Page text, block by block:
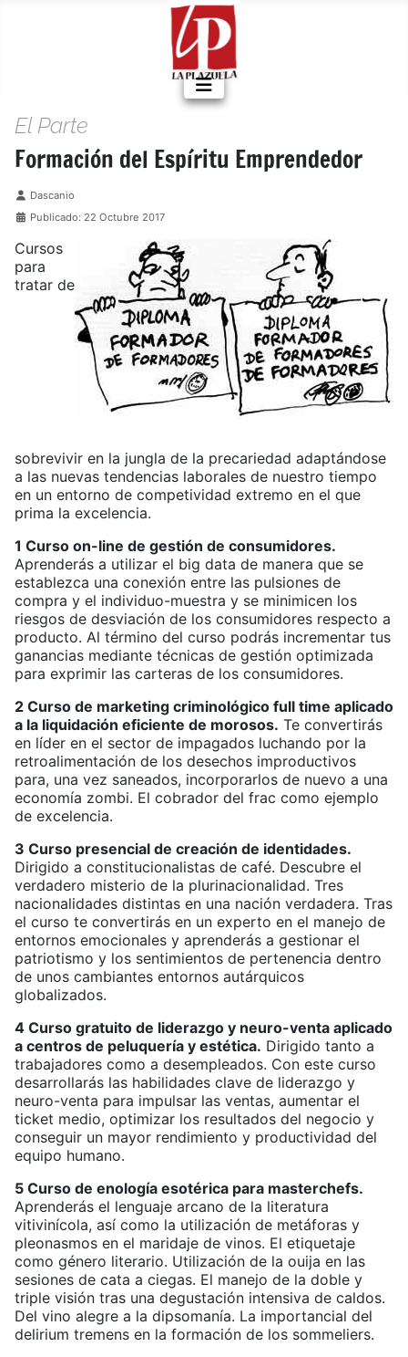
El Parte
Formación del Espíritu Emprendedor
Detalles
Dascanio
Publicado: 22 Octubre 2017
Cursos
para
tratar de
sobrevivir en la jungla de la precariedad adaptándose
a las nuevas tendencias laborales de nuestro tiempo
en un entorno de competividad extremo en el que
prima la excelencia.
1 Curso on-line de gestión de consumidores.
Aprenderás a utilizar el big data de manera que se
establezca una conexión entre las pulsiones de
compra y el individuo-muestra y se minimicen los
riesgos de desviación de los consumidores respecto a
producto. Al término del curso podrás incrementar tus
ganancias mediante técnicas de gestión optimizada
para exprimir las carteras de los consumidores.
2 Curso de marketing criminológico full time aplicado
a la liquidación eficiente de morosos. Te convertirás
en líder en el sector de impagados luchando por la
retroalimentación de los desechos improductivos
para, una vez saneados, incorporarlos de nuevo a una
economía zombi. El cobrador del frac como ejemplo
de excelencia.
3 Curso presencial de creación de identidades.
Dirigido a constitucionalistas de café. Descubre el
verdadero misterio de la plurinacionalidad. Tres
nacionalidades distintas en una nación verdadera. Tras
el curso te convertirás en un experto en el manejo de
entornos emocionales y aprenderás a gestionar el
patriotismo y los sentimientos de pertenencia dentro
de unos cambiantes entornos autárquicos
globalizados.
4 Curso gratuito de liderazgo y neuro-venta aplicado
a centros de peluquería y estética. Dirigido tanto a
trabajadores como a desempleados. Con este curso
desarrollarás las habilidades clave de liderazgo y
neuro-venta para impulsar las ventas, aumentar el
ticket medio, optimizar los resultados del negocio y
conseguir un mayor rendimiento y productividad del
equipo humano.
5 Curso de enología esotérica para masterchefs.
Aprenderás el lenguaje arcano de la literatura
vitivinícola, así como la utilización de metáforas y
pleonasmos en el maridaje de vinos. El etiquetaje
como género literario. Utilización de la ouija en las
sesiones de cata a ciegas. El manejo de la doble y
triple visión tras una degustación intensiva de caldos.
Del vino alegre a la dipsomanía. La importancial del
delirium tremens en la formación de los sommeliers.